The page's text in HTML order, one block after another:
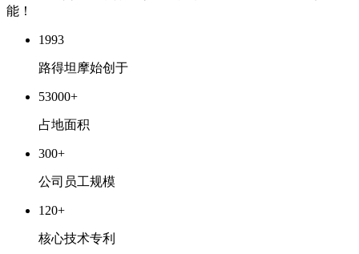
能！
1993
路得坦摩始创于
53000+
占地面积
300+
公司员工规模
120+
核心技术专利